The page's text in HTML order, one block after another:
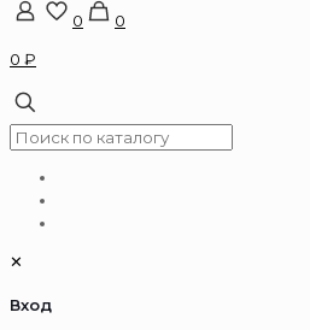
0
0
0 ₽
✕
Вход